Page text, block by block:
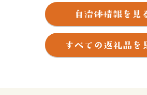
【自然豊かな場所でのびのびと「子育てに
子育てを意識して住む場所を考えたとき、
都会から離れての田舎暮らしも候補にあが